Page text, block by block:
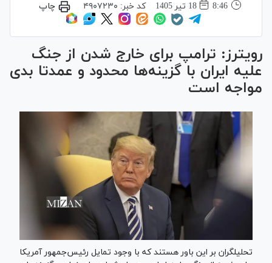
8:46
18 تير 1405 کد خبر: ۴۹۰۷۲۳۰ چاپ
رویترز: ترامپ برای خارج شدن از جنگ
علیه ایران با گزینه‌ها محدود و عمدتا بدی
مواجه است
تحلیلگران بر این باور هستند که با وجود تمایل رئیس‌جمهور آمریکا